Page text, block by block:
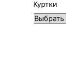
Куртки